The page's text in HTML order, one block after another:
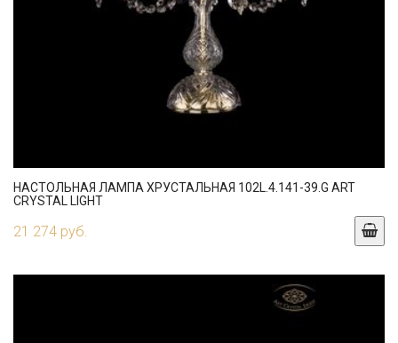
НАСТОЛЬНАЯ ЛАМПА ХРУСТАЛЬНАЯ 102L.4.141-39.G ART
CRYSTAL LIGHT
21 274 руб.